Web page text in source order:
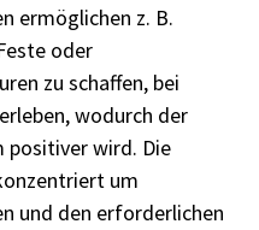
ermöglichen z. B.
oder
zu schaffen, bei
wodurch der
positiver wird. Die
um
und den erforderlichen